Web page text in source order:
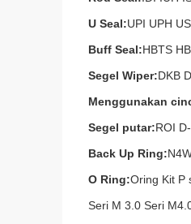
U Seal:UPI UPH
Buff Seal:HBTS
Segel Wiper:DKB
Menggunakan
Segel putar:ROI
Back Up Ring:
O Ring:Oring Kit P
Seri M 3.0 Seri